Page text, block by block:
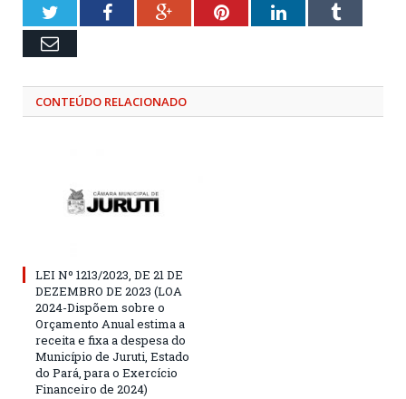
TwitterFacebookGoogle+PinterestLinkedInTumblr
Email
CONTEÚDO RELACIONADO
LEI Nº 1213/2023, DE 21 DE
DEZEMBRO DE 2023 (LOA
2024-Dispõem sobre o
Orçamento Anual estima a
receita e fixa a despesa do
Município de Juruti, Estado
do Pará, para o Exercício
Financeiro de 2024)